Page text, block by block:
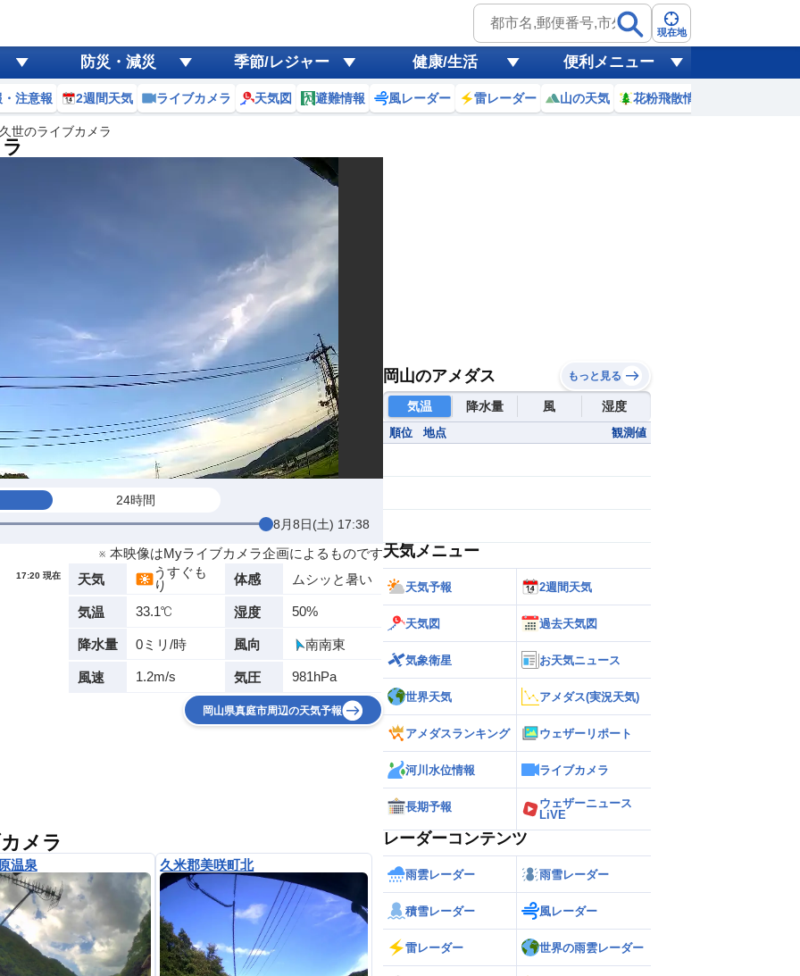
現在地
防災・減災 季節/レジャー 健康/生活 便利メニュー
注意報 2週間天気 ライブカメラ 天気図 避難情報 風レーダー 雷レーダー 山の天気 花粉飛散情報
世のライブカメラ
24時間
8月8日(土) 17:38
※ 本映像はMyライブカメラ企画によるものです
17:20 現在 天気
うすぐも
り
体感 ムシッと暑い
気温 33.1℃ 湿度 50%
降水量 0ミリ/時 風向 南南東
風速 1.2m/s 気圧 981hPa
岡山県真庭市周辺の天気予報
メラ
温泉 久米郡美咲町北
岡山のアメダス もっと見る
気温 降水量 風 湿度
順位 地点 観測値
天気メニュー
天気予報 2週間天気
天気図 過去天気図
気象衛星 お天気ニュース
世界天気 アメダス(実況天気)
アメダスランキング ウェザーリポート
河川水位情報 ライブカメラ
長期予報
ウェザーニュース
LiVE
レーダーコンテンツ
雨雲レーダー 雨雪レーダー
積雪レーダー 風レーダー
雷レーダー 世界の雨雲レーダー